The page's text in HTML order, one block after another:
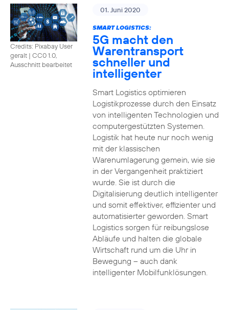
Credits: Pixabay User
geralt | CC0 1.0,
Ausschnitt bearbeitet
01. Juni 2020
SMART LOGISTICS:
5G macht den
Warentransport
schneller und
intelligenter
Smart Logistics optimieren
Logistikprozesse durch den Einsatz
von intelligenten Technologien und
computergestützten Systemen.
Logistik hat heute nur noch wenig
mit der klassischen
Warenumlagerung gemein, wie sie
in der Vergangenheit praktiziert
wurde. Sie ist durch die
Digitalisierung deutlich intelligenter
und somit effektiver, effizienter und
automatisierter geworden. Smart
Logistics sorgen für reibungslose
Abläufe und halten die globale
Wirtschaft rund um die Uhr in
Bewegung – auch dank
intelligenter Mobilfunklösungen.